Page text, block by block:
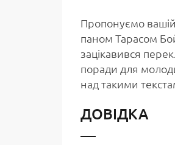
Пропонуємо
паном Тарасом
зацікавився
поради для
над такими
ДОВІДКА